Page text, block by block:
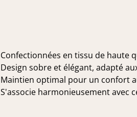
Confectionnées en tissu de haute
Design sobre et élégant, adapté
Maintien optimal pour un confort
S'associe harmonieusement avec